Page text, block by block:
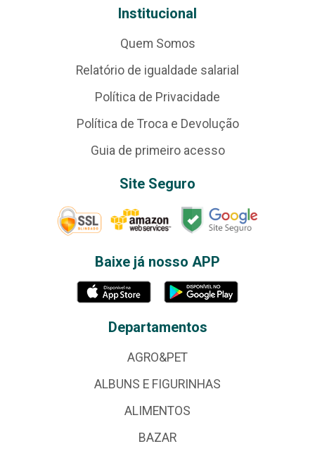
Institucional
Quem Somos
Relatório de igualdade salarial
Política de Privacidade
Política de Troca e Devolução
Guia de primeiro acesso
Site Seguro
Baixe já nosso APP
Departamentos
AGRO&PET
ALBUNS E FIGURINHAS
ALIMENTOS
BAZAR